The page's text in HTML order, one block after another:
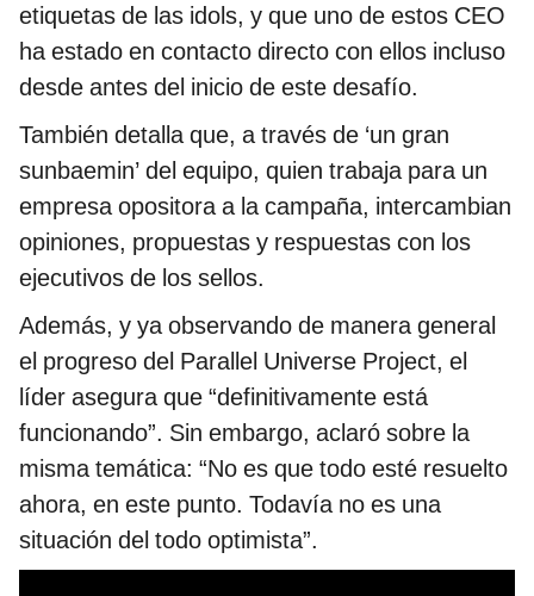
etiquetas de las idols, y que uno de estos CEO
ha estado en contacto directo con ellos incluso
desde antes del inicio de este desafío.
También detalla que, a través de ‘un gran
sunbaemin’ del equipo, quien trabaja para un
empresa opositora a la campaña, intercambian
opiniones, propuestas y respuestas con los
ejecutivos de los sellos.
Además, y ya observando de manera general
el progreso del Parallel Universe Project, el
líder asegura que “definitivamente está
funcionando”. Sin embargo, aclaró sobre la
misma temática: “No es que todo esté resuelto
ahora, en este punto. Todavía no es una
situación del todo optimista”.